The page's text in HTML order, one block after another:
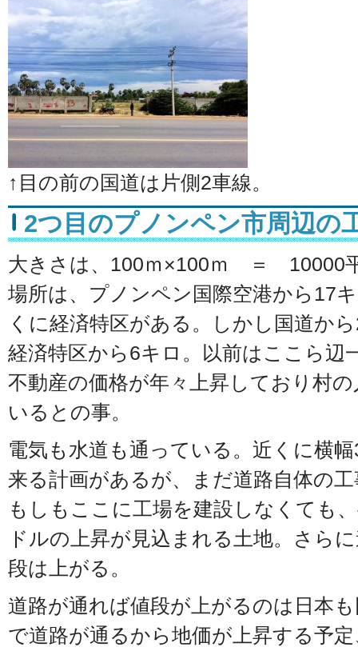
↑目の前の国道は片側2車線。
2つ目のプノンペン市周辺の
大きさは、100ｍ×100ｍ ＝ 10000
場所は、プノンペン国際空港から17
くに経済特区がある。しかし国道か
経済特区から6キロ。以前はここら辺
不動産の価格が年々上昇しており村
いるとの事。
電気も水道も通っている。近くに横
来る計画があるが、まだ道路自体の
もしもここに工場を建設しなくても
ドルの上昇が見込まれる土地。さら
段は上がる。
道路が通れば値段が上がるのは日本
で道路が通るから地価が上昇する予